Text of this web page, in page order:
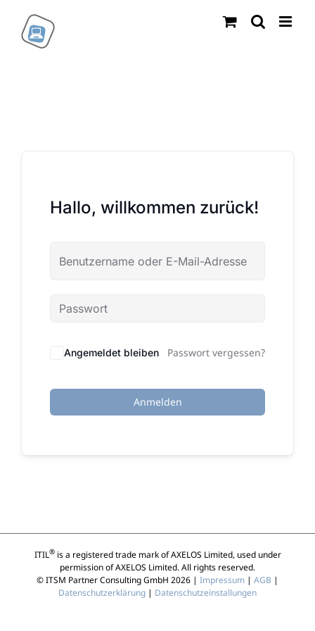
Inhalt
springen
Hallo, willkommen zurück!
Angemeldet bleiben Passwort vergessen?
Anmelden
ITIL®is a registered trade mark of AXELOS Limited, used under
permission of AXELOS Limited. All rights reserved.
© ITSM Partner Consulting GmbH 2026 | Impressum | AGB |
Datenschutzerklärung | Datenschutzeinstallungen